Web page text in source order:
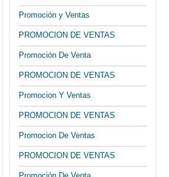
Promoción y Ventas
PROMOCION DE VENTAS
Promoción De Venta
PROMOCION DE VENTAS
Promocion Y Ventas
PROMOCION DE VENTAS
Promocion De Ventas
PROMOCION DE VENTAS